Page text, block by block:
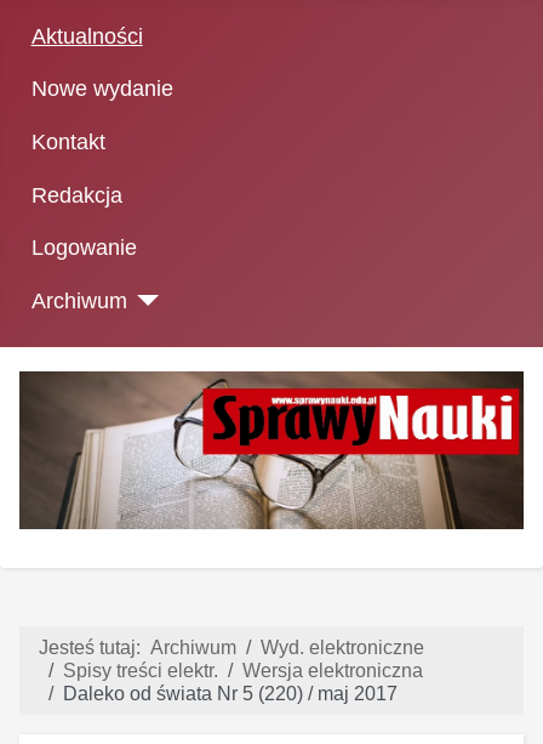
Aktualności
Nowe wydanie
Kontakt
Redakcja
Logowanie
Archiwum
Jesteś tutaj: Archiwum
Wyd. elektroniczne
Spisy treści elektr.
Wersja elektroniczna
Daleko od świata Nr 5 (220) / maj 2017